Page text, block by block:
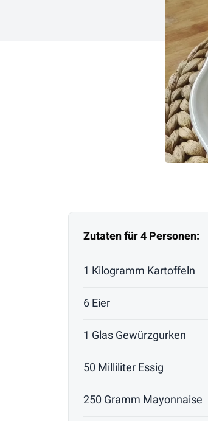
Zutaten für 4 Personen:
1 Kilogramm Kartoffeln
6 Eier
1 Glas Gewürzgurken
50 Milliliter Essig
250 Gramm Mayonnaise